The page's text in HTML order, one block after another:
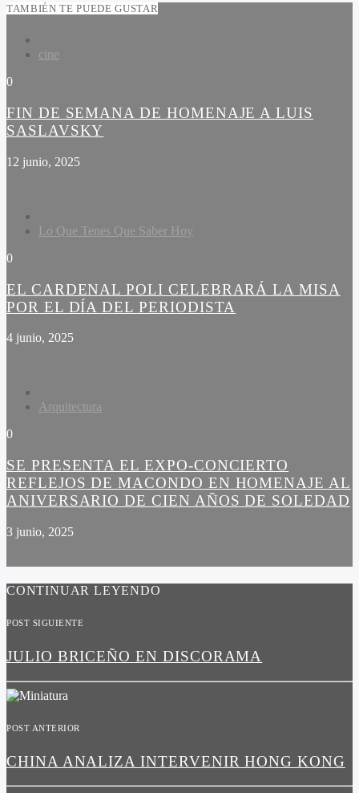
TAMBIÉN TE PUEDE GUSTAR
cine
0
FIN DE SEMANA DE HOMENAJE A LUIS
SASLAVSKY
12 junio, 2025
Lo Que Tenes Que Saber Hoy
0
EL CARDENAL POLI CELEBRARÁ LA MISA
POR EL DÍA DEL PERIODISTA
4 junio, 2025
Arquitectura
0
SE PRESENTA EL EXPO-CONCIERTO
REFLEJOS DE MACONDO EN HOMENAJE AL
ANIVERSARIO DE CIEN AÑOS DE SOLEDAD
3 junio, 2025
CONTINUAR LEYENDO
POST SIGUIENTE
JULIO BRICEÑO EN DISCORAMA
POST ANTERIOR
CHINA ANALIZA INTERVENIR HONG KONG